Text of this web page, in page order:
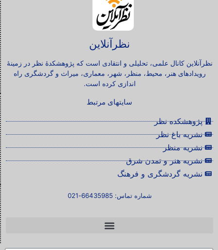
نظرآنلاین
نظرآنلاین کانال علمی، تحلیلی و انتقادی است که پژوهشکدۀ نظر در زمینۀ
رویدادهای هنر، محیط، منظر، شهر، معماری، میراث و گردشگری راه
اندازی کرده است.
سایتهای مرتبط
پژوهشکده نظر
نشریه باغ نظر
نشریه منظر
نشریه هنر و تمدن شرق
نشریه گردشگری و فرهنگ
شماره تماس: 66435985-021